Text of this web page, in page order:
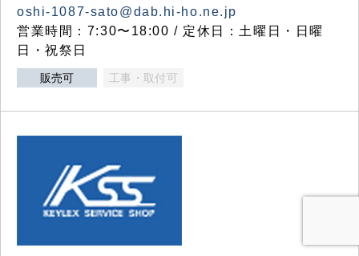
oshi-1087-sato@dab.hi-ho.ne.jp
営業時間：7:30〜18:00 / 定休日：土曜日・日曜
日・祝祭日
販売可 工事・取付可